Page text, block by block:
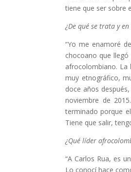
tiene que ser sobre
¿De qué se trata y
“Yo me enamoré
chocoano que
afrocolombiano. La
muy etnográfico,
doce años
noviembre de
terminado porque
Tiene que salir,
¿Qué líder
“A Carlos Rua, es
Lo conocí hace